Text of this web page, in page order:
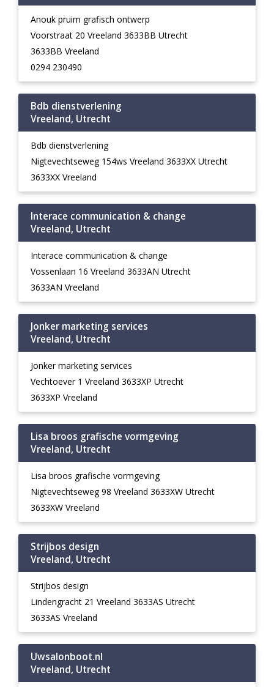
Anouk pruim grafisch ontwerp
Voorstraat 20 Vreeland 3633BB Utrecht
3633BB Vreeland
0294 230490
Bdb dienstverlening
Vreeland, Utrecht
Bdb dienstverlening
Nigtevechtseweg 154ws Vreeland 3633XX Utrecht
3633XX Vreeland
Interace communication & change
Vreeland, Utrecht
Interace communication & change
Vossenlaan 16 Vreeland 3633AN Utrecht
3633AN Vreeland
Jonker marketing services
Vreeland, Utrecht
Jonker marketing services
Vechtoever 1 Vreeland 3633XP Utrecht
3633XP Vreeland
Lisa broos grafische vormgeving
Vreeland, Utrecht
Lisa broos grafische vormgeving
Nigtevechtseweg 98 Vreeland 3633XW Utrecht
3633XW Vreeland
Strijbos design
Vreeland, Utrecht
Strijbos design
Lindengracht 21 Vreeland 3633AS Utrecht
3633AS Vreeland
Uwsalonboot.nl
Vreeland, Utrecht